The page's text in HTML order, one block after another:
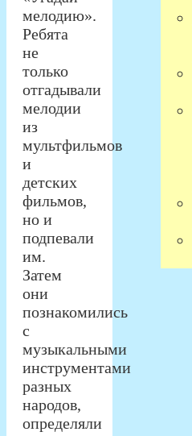
мелодию».
Ребята
не
только
отгадывали
мелодии
из
мультфильмов
и
детских
фильмов,
но и
подпевали
им.
Затем
они
познакомились
с
музыкальными
инструментами
разных
народов,
определяли